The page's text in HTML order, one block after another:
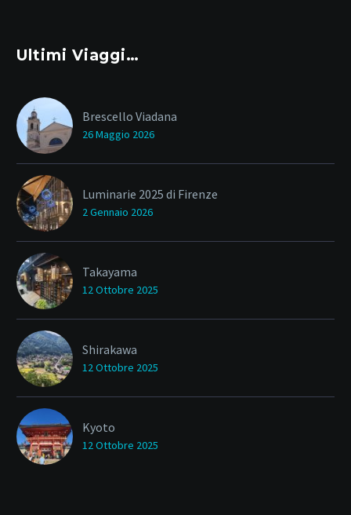
Ultimi Viaggi…
Brescello Viadana
26 Maggio 2026
Luminarie 2025 di Firenze
2 Gennaio 2026
Takayama
12 Ottobre 2025
Shirakawa
12 Ottobre 2025
Kyoto
12 Ottobre 2025